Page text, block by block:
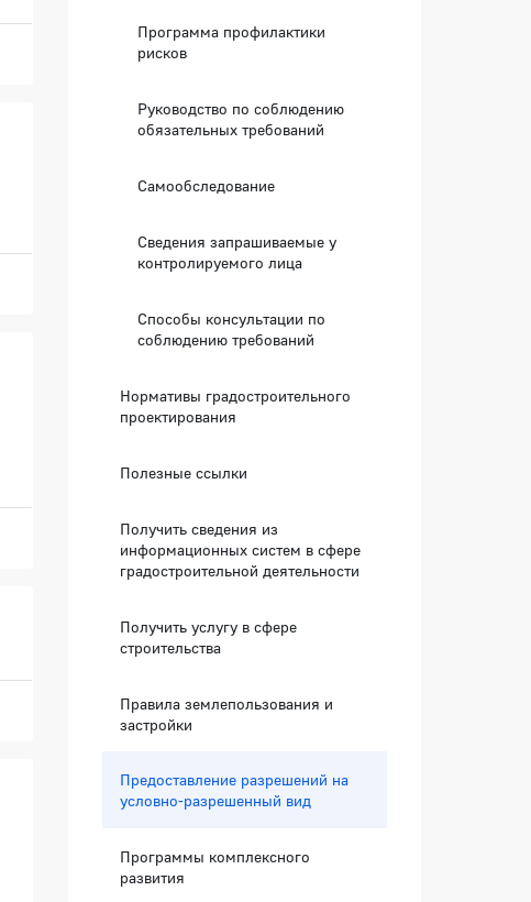
Программа профилактики
рисков
Руководство по соблюдению
обязательных требований
Самообследование
Сведения запрашиваемые у
контролируемого лица
Способы консультации по
соблюдению требований
Нормативы градостроительного
проектирования
Полезные ссылки
Получить сведения из
информационных систем в сфере
градостроительной деятельности
Получить услугу в сфере
строительства
Правила землепользования и
застройки
Предоставление разрешений на
условно-разрешенный вид
Программы комплексного
развития